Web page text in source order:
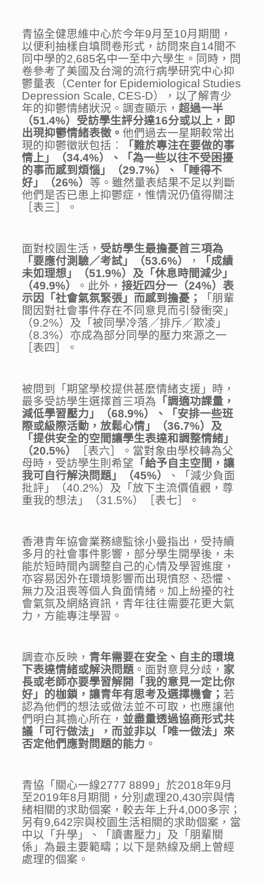
青協全健思維中心於今年9月至10月期間，
以便利抽樣自填問卷形式，訪問來自14間不
同中學的2,685名中一至中六學生。同時，問
卷參考了美國及台灣的流行病學研究中心抑
鬱量表（Center for Epidemiological Studies
Depression Scale, CES-D），以了解青少
年的抑鬱情緒狀況。調查顯示， 超過一半
（51.4%）受訪學生評分達16分或以上，即
出現抑鬱情緒表徵。他們過去一星期較常出
現的抑鬱徵狀包括︰
「難於專注在要做的事
情上」（34.4%）、「為一些以往不受困擾
的事而感到煩惱」（29.7%）、「睡得不
好」（26%） 等。雖然量表結果不足以判斷
他們是否已患上抑鬱症，惟情況仍值得關注
［表三］。
面對校園生活， 受訪學生最擔憂首三項為
「要應付測驗／考試」（53.6%） ，
「成績
未如理想」（51.9%）及「休息時間減少」
（49.9%） 。此外，接近四分一（24%）表
示因 「社會氣氛緊張」而感到擔憂 ；
「朋輩
間因對社會事件存在不同意見而引發衝突」
（9.2%）及「被同學冷落／排斥／欺凌」
（8.3%）亦成為部分同學的壓力來源之一
［表四］。
被問到「期望學校提供甚麼情緒支援」時，
最多受訪學生選擇首三項為 「調適功課量，
減低學習壓力」（68.9%）、「安排一些班
際或級際活動，放鬆心情」（36.7%）及
「提供安全的空間讓學生表達和調整情緒」
（20.5%）
［表六］。當對象由學校轉為父
母時，受訪學生則希望 「給予自主空間，讓
我可自行解決問題」（45%）
、「減少負面
批評」（40.2%）及「放下主流價值觀，尊
重我的想法」（31.5%）［表七］。
香港青年協會業務總監徐小曼指出，受持續
多月的社會事件影響，部分學生開學後，未
能於短時間內調整自己的心情及學習進度，
亦容易因外在環境影響而出現憤怒、恐懼、
無力及沮喪等個人負面情緒。加上紛擾的社
會氣氛及網絡資訊，青年往往需要花更大氣
力，方能專注學習。
調查亦反映， 青年需要在安全、自主的環境
下表達情緒或解決問題 。面對意見分歧， 家
長或老師亦要學習解開「我的意見一定比你
好」的枷鎖，讓青年有思考及選擇機會 ； 若
認為他們的想法或做法並不可取，也應讓他
們明白其擔心所在， 並盡量透過協商形式共
議「可行做法」，而並非以「唯一做法」來
否定他們應對問題的能力 。
青協「關心一線2777 8899」於2018年9月
至2019年8月期間，分別處理20,430宗與情
緒相關的求助個案，較去年上升4,000多宗；
另有9,642宗與校園生活相關的求助個案，當
中以「升學」、「讀書壓力」及「朋輩關
係」為最主要範疇；以下是熱線及網上曾經
處理的個案。